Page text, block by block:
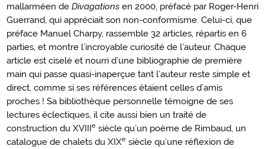
mallarméen de Divagations en 2000, préfacé par Roger-Henri
Guerrand, qui appréciait son non-conformisme. Celui-ci, que
préface Manuel Charpy, rassemble 32 articles, répartis en 6
parties, et montre l’incroyable curiosité de l’auteur. Chaque
article est ciselé et nourri d’une bibliographie de première
main qui passe quasi-inaperçue tant l’auteur reste simple et
direct, comme si ses références étaient celles d’amis
proches ! Sa bibliothèque personnelle témoigne de ses
lectures éclectiques, il cite aussi bien un traité de
construction du XVIIIe siècle qu’un poème de Rimbaud, un
catalogue de chalets du XIXe siècle qu’une réflexion de